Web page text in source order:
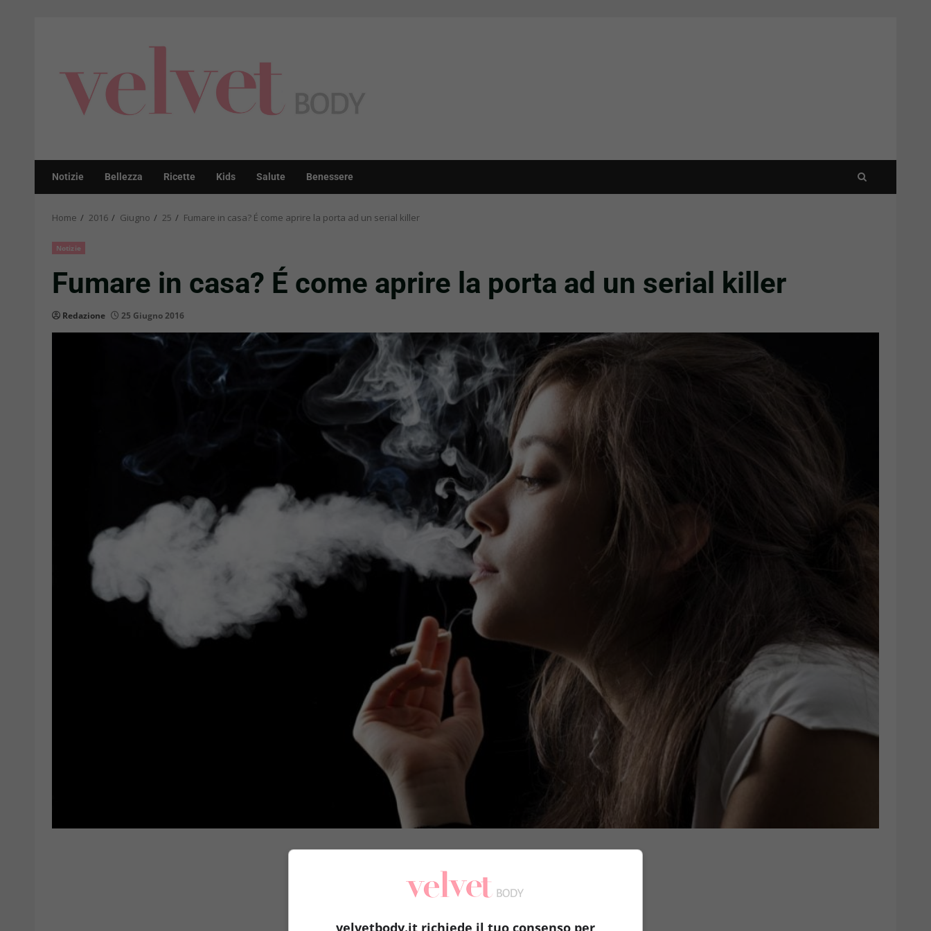
Notizie Bellezza Ricette Kids Salute Benessere
Home 2016 Giugno 25 Fumare in casa? É come aprire la porta ad un serial killer
Notizie
Fumare in casa? É come aprire la porta ad un serial killer
Redazione 25 Giugno 2016
velvetbody.it richiede il tuo consenso per